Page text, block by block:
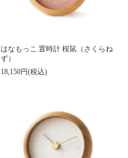
はなもっこ 置時計 桜鼠（さくらね
ず）
18,150円(税込)